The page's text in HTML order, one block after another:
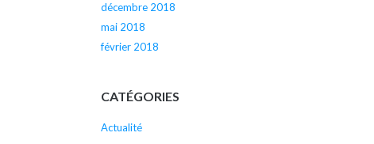
décembre 2018
mai 2018
février 2018
CATÉGORIES
Actualité